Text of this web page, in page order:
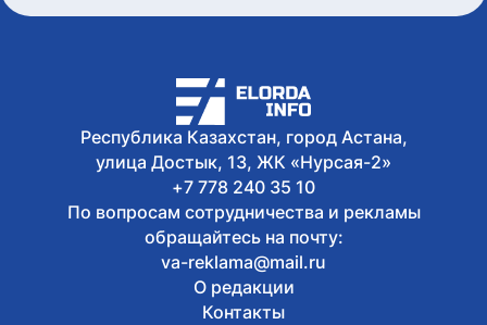
Как очищают реку Есиль от
водорослей, тины и мусора в Астане
Республика Казахстан, город Астана,
улица Достык, 13, ЖК «Нурсая-2»
+7 778 240 35 10
По вопросам сотрудничества и рекламы
обращайтесь на почту:
va-reklama@mail.ru
О редакции
Контакты